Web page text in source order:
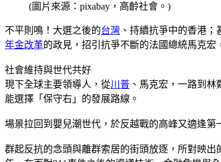
(圖片來源：pixabay，高齡社會。)
不平則鳴！大選之後的台灣 、持續抗爭中的香港
年金改革的政見，招引抗爭不斷的法國總統馬克
社會維持與世代共好
現下全球主要領導人，從川普 、馬克宏，一路到
能選擇「保守右」的發展路線。
場景拉回到嬰兒潮世代，於反越戰的高峰又適逢
群起反抗的念頭與離群索居的街頭放逐，所對映